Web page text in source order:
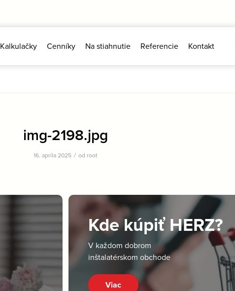
Kalkulačky Cenníky Na stiahnutie Referencie Kontakt
img-2198.jpg
16. apríla 2025 / od root
Kde kúpiť HERZ?
V každom dobrom
inštalatérskom obchode
Viac